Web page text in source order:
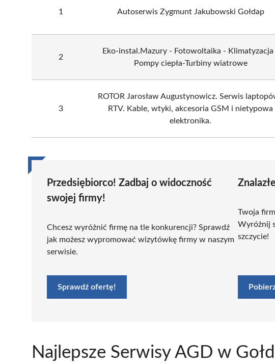
1 Autoserwis Zygmunt Jakubowski Gołdap
2
Eko-instal.Mazury - Fotowoltaika - Klimatyzacja
Pompy ciepła-Turbiny wiatrowe
3
ROTOR Jarosław Augustynowicz. Serwis
RTV. Kable, wtyki, akcesoria GSM i nietypowa
elektronika.
Przedsiębiorco! Zadbaj o widoczność
swojej firmy!
Chcesz wyróżnić firmę na tle konkurencji? Sprawdź
jak możesz wypromować wizytówkę firmy w naszym
serwisie.
Sprawdź ofertę!
Twoja
Wyróżnij
szczycie!
Najlepsze Serwisy AGD w